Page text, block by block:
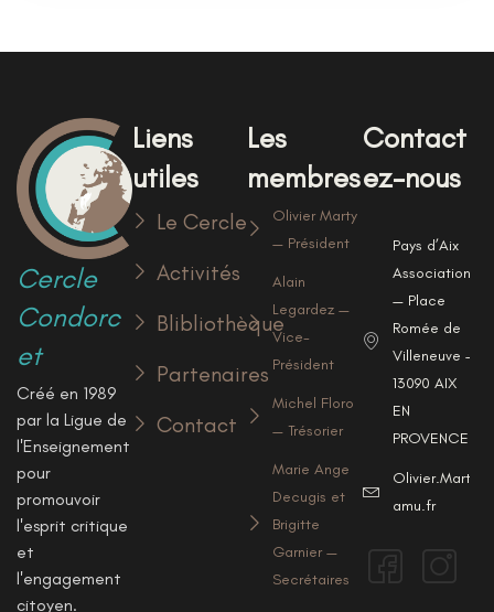
Cercle
Condorc
et
Créé en 1989
par la Ligue de
l'Enseignement
pour
promouvoir
l'esprit critique
et
l'engagement
citoyen.
Liens
utiles
Le Cercle
Activités
Blibliothèque
Partenaires
Contact
Les
membres
Olivier Marty
— Président
Alain
Legardez —
Vice-
Président
Michel Floro
— Trésorier
Marie Ange
Decugis et
Brigitte
Garnier —
Secrétaires
Contact
ez-nous
Pays d’Aix
Associations
— Place
Romée de
Villeneuve —
13090 AIX
EN
PROVENCE
amu.fr